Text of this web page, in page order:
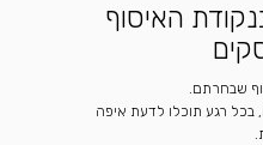
האיסוף
שבחרתם.
רגע תוכלו לדעת איפה